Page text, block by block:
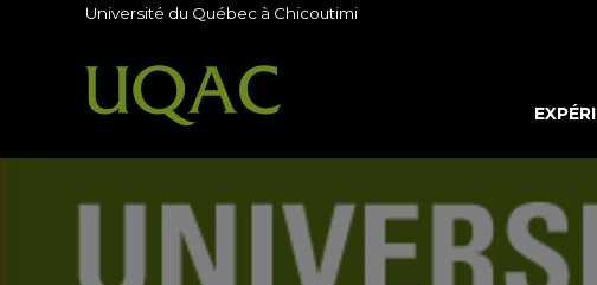
Université du Québec à Chicoutimi